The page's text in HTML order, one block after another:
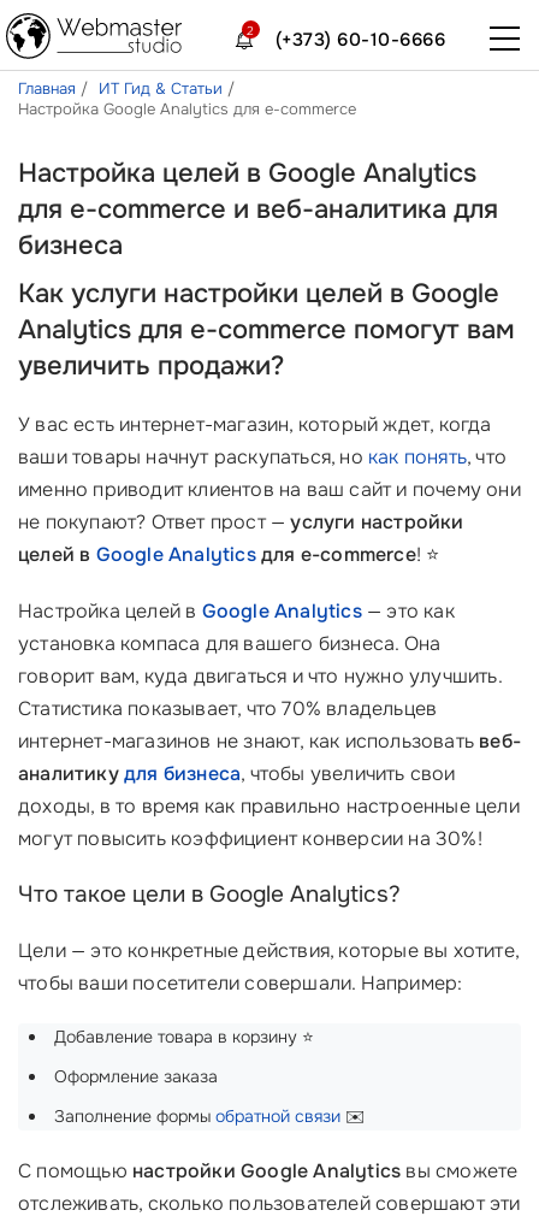
(+373) 60-10-6666
2
Главная
ИТ Гид & Статьи
Настройка Google Analytics для e-commerce
Настройка целей в Google Analytics
для e-commerce и веб-аналитика для
бизнеса
Как услуги настройки целей в Google
Analytics для e-commerce помогут вам
увеличить продажи?
У вас есть интернет-магазин, который ждет, когда
ваши товары начнут раскупаться, но как понять, что
именно приводит клиентов на ваш сайт и почему они
не покупают? Ответ прост —услуги настройки
целей в Google Analyticsдля e-commerce! ⭐
Настройка целей в Google Analytics— это как
установка компаса для вашего бизнеса. Она
говорит вам, куда двигаться и что нужно улучшить.
Статистика показывает, что 70% владельцев
интернет-магазинов не знают, как использовать веб-
аналитикудля бизнеса, чтобы увеличить свои
доходы, в то время как правильно настроенные цели
могут повысить коэффициент конверсии на 30%!
Что такое цели в Google Analytics?
Цели — это конкретные действия, которые вы хотите,
чтобы ваши посетители совершали. Например:
Добавление товара в корзину ⭐
Оформление заказа
Заполнение формы обратной связи ✉️
С помощью настройки Google Analytics вы сможете
отслеживать, сколько пользователей совершают эти